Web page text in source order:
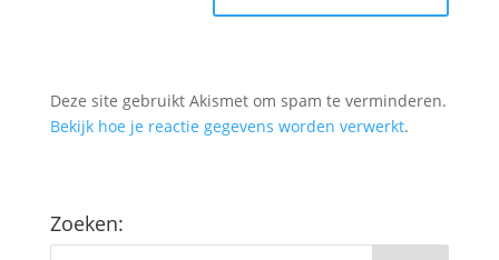
Deze site gebruikt Akismet om spam te verminderen.
Bekijk hoe je reactie gegevens worden verwerkt.
Zoeken: